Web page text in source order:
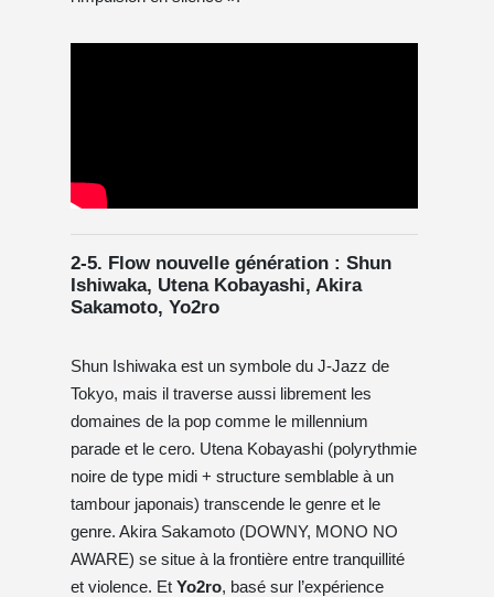
2-5. Flow nouvelle génération : Shun
Ishiwaka, Utena Kobayashi, Akira
Sakamoto, Yo2ro
Shun Ishiwaka est un symbole du J-Jazz de
Tokyo, mais il traverse aussi librement les
domaines de la pop comme le millennium
parade et le cero. Utena Kobayashi (polyrythmie
noire de type midi + structure semblable à un
tambour japonais) transcende le genre et le
genre. Akira Sakamoto (DOWNY, MONO NO
AWARE) se situe à la frontière entre tranquillité
et violence. Et Yo2ro, basé sur l’expérience